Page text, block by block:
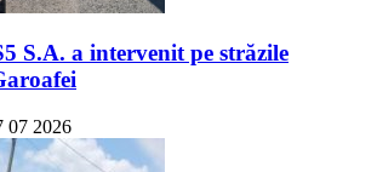
S.A. a intervenit pe străzile
07 2026